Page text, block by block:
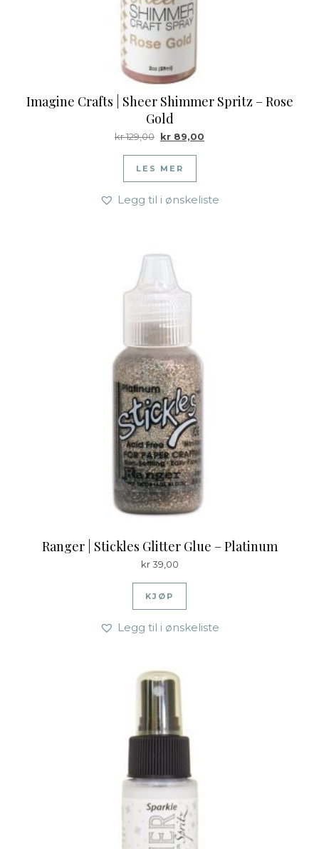
Imagine Crafts | Sheer Shimmer Spritz – Rose
Gold
kr129,00 Opprinnelig pris var: kr 129,00.
kr 89,00
LES MER
Legg til i ønskeliste
Ranger | Stickles Glitter Glue – Platinum
kr39,00
KJØP
Legg til i ønskeliste